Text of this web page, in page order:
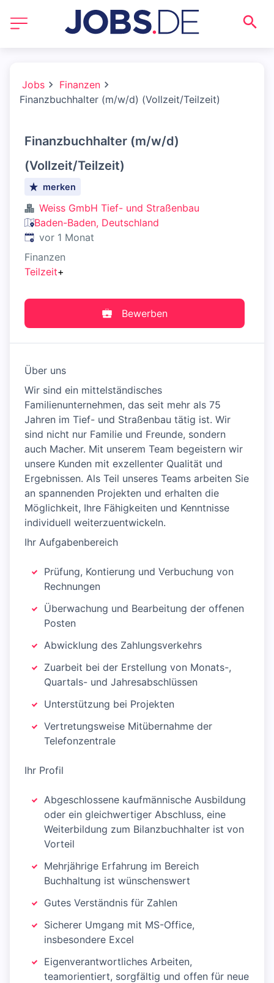
Jobs
Finanzen
Finanzbuchhalter (m/w/d) (Vollzeit/Teilzeit)
Finanzbuchhalter (m/w/d)
(Vollzeit/Teilzeit)
merken
Weiss GmbH Tief- und Straßenbau
Baden-Baden, Deutschland
Veröffentlicht:
vor 1 Monat
Finanzen
Teilzeit+
Bewerben
Über uns
Wir sind ein mittelständisches
Familienunternehmen, das seit mehr als 75
Jahren im Tief- und Straßenbau tätig ist. Wir
sind nicht nur Familie und Freunde, sondern
auch Macher. Mit unserem Team begeistern wir
unsere Kunden mit exzellenter Qualität und
Ergebnissen. Als Teil unseres Teams arbeiten Sie
an spannenden Projekten und erhalten die
Möglichkeit, Ihre Fähigkeiten und Kenntnisse
individuell weiterzuentwickeln.
Ihr Aufgabenbereich
Prüfung, Kontierung und Verbuchung von
Rechnungen
Überwachung und Bearbeitung der offenen
Posten
Abwicklung des Zahlungsverkehrs
Zuarbeit bei der Erstellung von Monats-,
Quartals- und Jahresabschlüssen
Unterstützung bei Projekten
Vertretungsweise Mitübernahme der
Telefonzentrale
Ihr Profil
Abgeschlossene kaufmännische Ausbildung
oder ein gleichwertiger Abschluss, eine
Weiterbildung zum Bilanzbuchhalter ist von
Vorteil
Mehrjährige Erfahrung im Bereich
Buchhaltung ist wünschenswert
Gutes Verständnis für Zahlen
Sicherer Umgang mit MS-Office,
insbesondere Excel
Eigenverantwortliches Arbeiten,
teamorientiert, sorgfältig und offen für neue